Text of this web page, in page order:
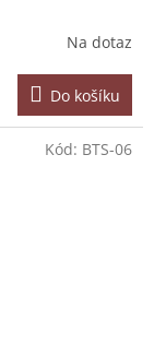
Na dotaz
Do košíku
Kód: BTS-06